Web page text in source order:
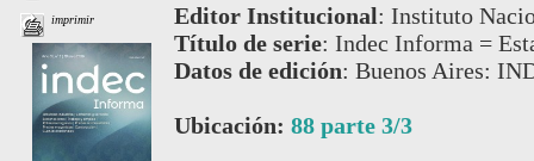
imprimir Editor Institucional: Instituto
Título de serie: Indec Informa =
Datos de edición: Buenos Aires:
Ubicación: 88 parte 3/3